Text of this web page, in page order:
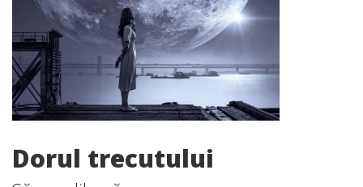
Dorul trecutului